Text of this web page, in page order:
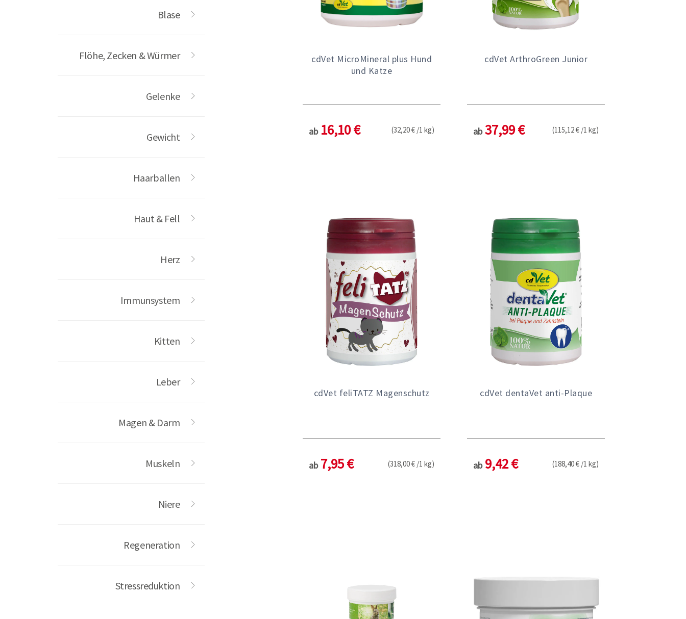
Blase
Flöhe, Zecken & Würmer
Gelenke
Gewicht
Haarballen
Haut & Fell
Herz
Immunsystem
Kitten
Leber
Magen & Darm
Muskeln
Niere
Regeneration
Stressreduktion
cdVet MicroMineral plus Hund
und Katze
ab 16,10 € (32,20 € /1 kg)
cdVet ArthroGreen Junior
ab 37,99 € (115,12 € /1 kg)
cdVet feliTATZ Magenschutz
ab 7,95 € (318,00 € /1 kg)
cdVet dentaVet anti-Plaque
ab 9,42 € (188,40 € /1 kg)